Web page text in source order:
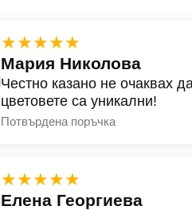
★★★★★
Мария Николова
Честно казано не очаквах
цветовете са уникални!
Потвърдена поръчка
★★★★★
Елена Георгиева